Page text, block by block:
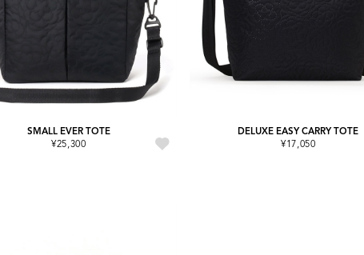
SMALL EVER TOTE
¥25,300
DELUXE EASY CARRY TOTE
¥17,050